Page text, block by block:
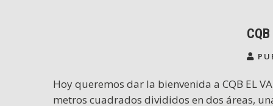
Hoy queremos dar la bienvenida a CQB EL
metros cuadrados divididos en dos áreas,